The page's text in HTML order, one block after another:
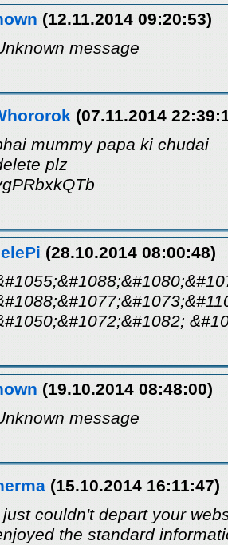
(12.11.2014 09:20:53)
message
(07.11.2014
mummy papa ki chudai
plz
(28.10.2014 08:00:48)
(19.10.2014 08:48:00)
message
(15.10.2014 16:11:47)
just couldn't depart your
the standard